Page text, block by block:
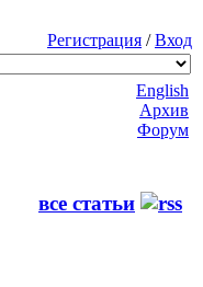
Регистрация /Вход
English
Архив
Форум
все статьи